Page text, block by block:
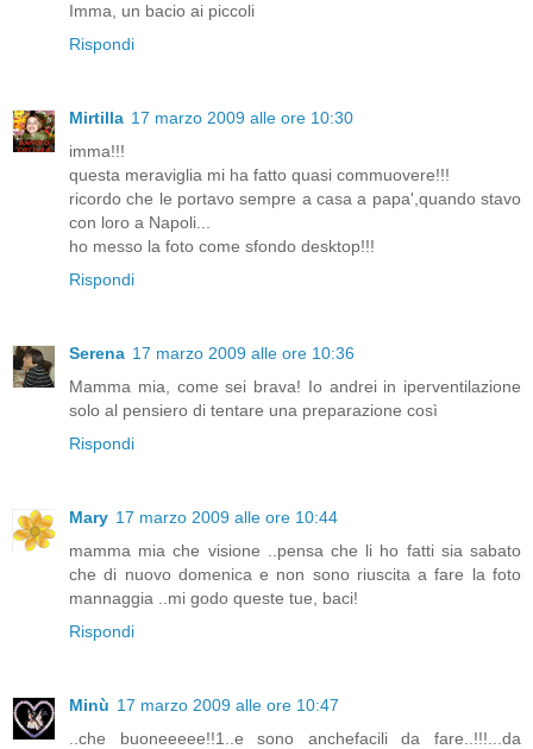
Imma, un bacio ai piccoli
Rispondi
Mirtilla 17 marzo 2009 alle ore 10:30
imma!!!
questa meraviglia mi ha fatto quasi commuovere!!!
ricordo che le portavo sempre a casa a papa',quando stavo
con loro a Napoli...
ho messo la foto come sfondo desktop!!!
Rispondi
Serena 17 marzo 2009 alle ore 10:36
Mamma mia, come sei brava! Io andrei in iperventilazione
solo al pensiero di tentare una preparazione così
Rispondi
Mary 17 marzo 2009 alle ore 10:44
mamma mia che visione ..pensa che li ho fatti sia sabato
che di nuovo domenica e non sono riuscita a fare la foto
mannaggia ..mi godo queste tue, baci!
Rispondi
Minù 17 marzo 2009 alle ore 10:47
..che buoneeeee!!1..e sono anchefacili da fare..!!!...da